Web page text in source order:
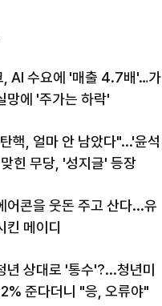
, AI 수요에 '매출 4.7배'…가
망에 '주가는 하락'
핵, 얼마 안 남았다"...'윤석
힌 무당, '성지글' 등장
어콘을 웃돈 주고 산다...유
킨 메이디
년 상대로 '통수'?...청년미
준다더니 "응, 오류야"